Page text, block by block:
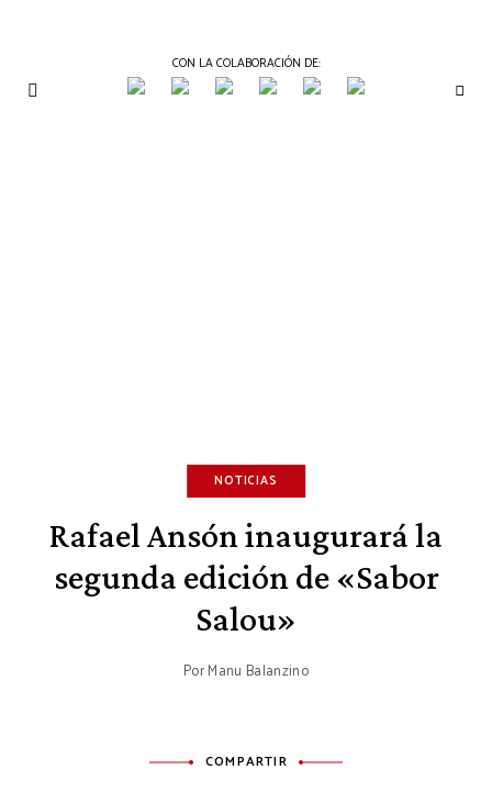
CON LA COLABORACIÓN DE:
NOTICIAS
Rafael Ansón inaugurará la
segunda edición de «Sabor
Salou»
PorManu Balanzino
COMPARTIR